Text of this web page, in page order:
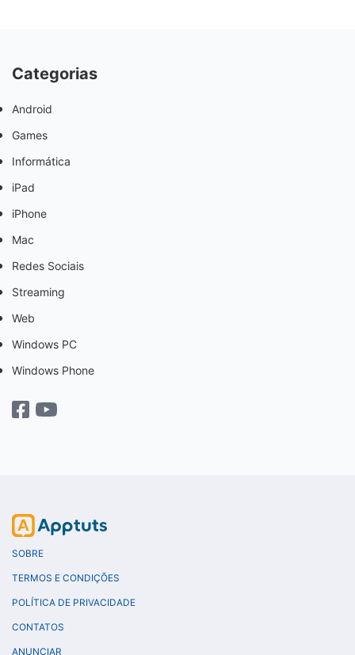
Categorias
Android
Games
Informática
iPad
iPhone
Mac
Redes Sociais
Streaming
Web
Windows PC
Windows Phone
SOBRE
TERMOS E CONDIÇÕES
POLÍTICA DE PRIVACIDADE
CONTATOS
ANUNCIAR